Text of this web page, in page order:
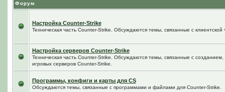
Форум
Настройка Counter-Strike
Техническая часть Counter-Strike. Обсуждаются темы, связанные с клиентской
Настройка серверов Counter-Strike
Техническая часть Counter-Strike. Обсуждаются темы, связанные с
игровых серверов Counter-Strike.
Программы, конфиги и карты для CS
Обсуждаются темы, связанные с программами и файлами для Counter-Strike.